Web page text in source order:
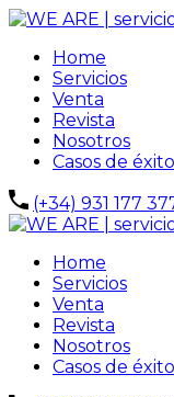
Home
Servicios
Venta
Revista
Nosotros
Casos de éxito
(+34) 931 177
Home
Servicios
Venta
Revista
Nosotros
Casos de éxito